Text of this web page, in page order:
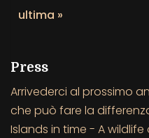
ultima »
Press
Arrivederci al prossimo
che può fare la
Islands in time - A